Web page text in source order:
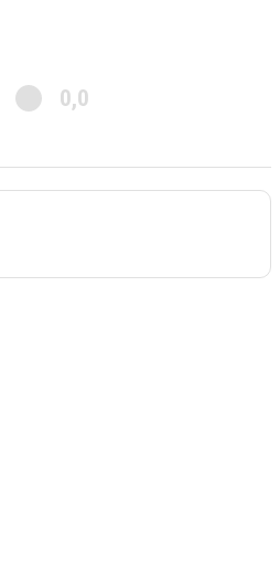
0,0